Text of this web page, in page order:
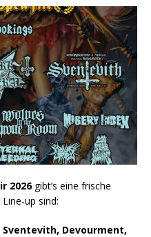
2026gibt’s eine frische
up sind:
Devourment,